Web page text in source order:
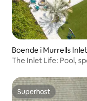
Boende i Murrells Inlet
​The Inlet Life: Pool,
Superhost
Superhost